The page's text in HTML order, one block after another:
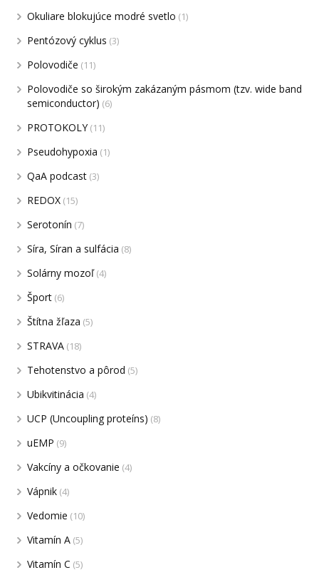
Okuliare blokujúce modré svetlo (1)
Pentózový cyklus (3)
Polovodiče (11)
Polovodiče so širokým zakázaným pásmom (tzv. wide band
semiconductor) (6)
PROTOKOLY(11)
Pseudohypoxia (1)
QaA podcast (3)
REDOX (15)
Serotonín (7)
Síra, Síran a sulfácia (8)
Solárny mozoľ(4)
Šport (6)
Štítna žľaza (5)
STRAVA (18)
Tehotenstvo a pôrod (5)
Ubikvitinácia (4)
UCP (Uncoupling proteíns) (8)
uEMP (9)
Vakcíny a očkovanie (4)
Vápnik (4)
Vedomie (10)
Vitamín A (5)
Vitamín C (5)